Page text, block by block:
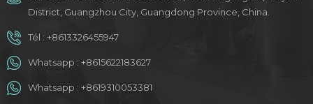
District, Guangzhou City, Guangdong Province, China.
Tél : +8613326455947
Whatsapp : +8615622183627
Whatsapp : +8619310053381